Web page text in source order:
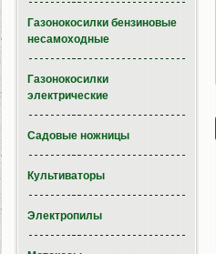
Газонокосилки бензиновые
несамоходные
Газонокосилки
электрические
Садовые ножницы
Культиваторы
Электропилы